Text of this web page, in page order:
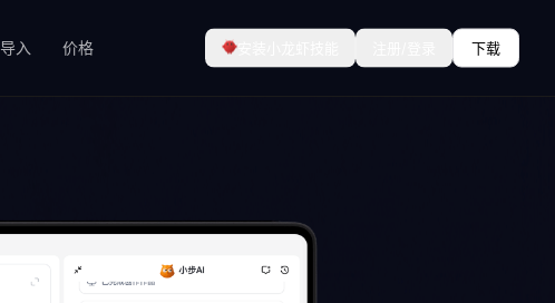
导入 价格 下载